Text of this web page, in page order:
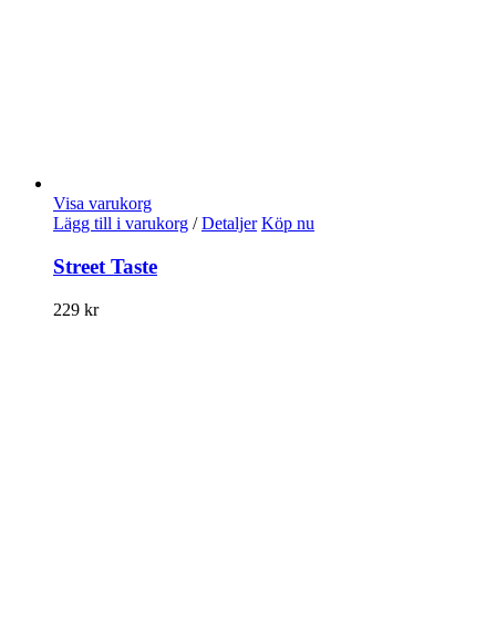
Visa varukorg
Lägg till i varukorg / Detaljer Köp nu
Street Taste
229 kr